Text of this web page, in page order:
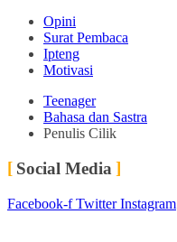
Opini
Surat Pembaca
Ipteng
Motivasi
Teenager
Bahasa dan Sastra
Penulis Cilik
Social Media
Facebook-f Twitter Instagram